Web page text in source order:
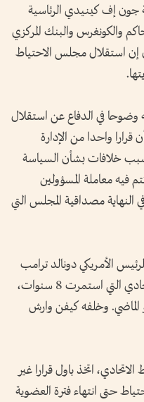
جون إف كينيدي الرئاسية
والكونغرس والبنك المركزي
إن استقلال مجلس الاحتياط
وضوحا في الدفاع عن استقلال
واحدا من الإدارة
خلافات بشأن السياسة
فيه معاملة المسؤولين
النهاية مصداقية المجلس التي
الأمريكي دونالد ترامب
خلال فترة رئاسته لمجلس الاحتياط الاتحادي التي استمرت 8 سنوات،
الماضي. وخلفه كيفن وارش
اتخذ باول قرارا غير
حتى انتهاء فترة العضوية